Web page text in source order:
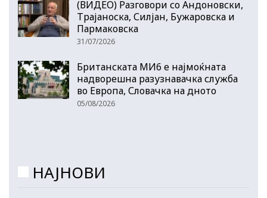
(ВИДЕО) Разговори со Андоновски,
Трајаноска, Силјан, Бужаровска и
Пармаковска
31/07/2026
Британската МИ6 е најмоќната
надворешна разузнавачка служба
во Европа, Словачка на дното
05/08/2026
НАЈНОВИ